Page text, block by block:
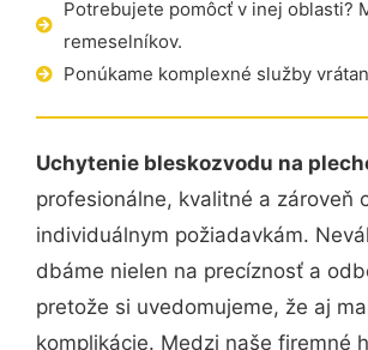
Potrebujete pomôcť v inej oblasti?
remeselníkov.
Ponúkame komplexné služby
Uchytenie bleskozvodu na
profesionálne, kvalitné a zároveň
individuálnym požiadavkám.
dbáme nielen na precíznosť a
pretože si uvedomujeme, že aj
komplikácie. Medzi naše firemné